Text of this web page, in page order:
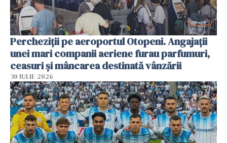
Percheziții pe aeroportul Otopeni. Angajații
unei mari companii aeriene furau parfumuri,
ceasuri și mâncarea destinată vânzării
30 IULIE 2026